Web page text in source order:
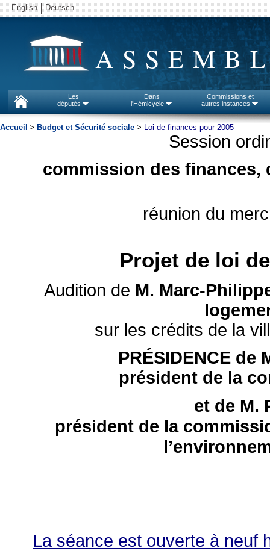
English Deutsch
Les
députés
Dans
l'Hémicycle
Commissions et
autres instances
Accueil > Budget et Sécurité sociale > Loi de finances pour 2005
Session
commission des finances,
réunion du
Projet de loi
Audition de M. Marc-
sur les crédits de la
PRÉSIDENCE de
président de la
et de M.
président de la
La séance est ouverte à neuf